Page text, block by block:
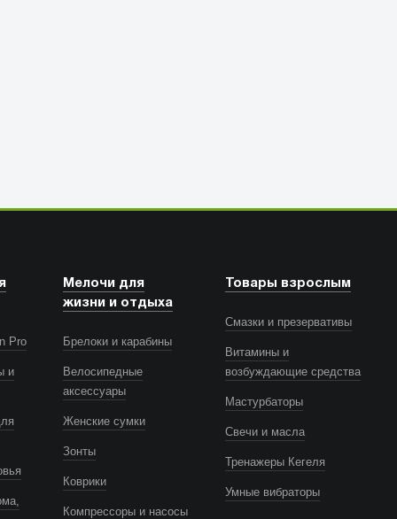
Pro
и
Мелочи для
жизни и отдыха
Брелоки и карабины
Велосипедные
аксессуары
Женские сумки
Зонты
Коврики
Компрессоры и насосы
Товары взрослым
Смазки и презервативы
Витамины и
возбуждающие средства
Мастурбаторы
Свечи и масла
Тренажеры Кегеля
Умные вибраторы